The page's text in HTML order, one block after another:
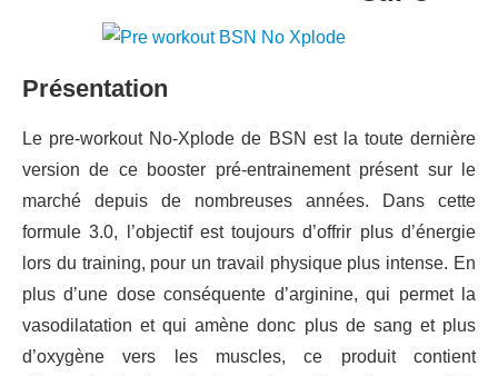
Présentation
Le pre-workout No-Xplode de BSN est la toute dernière
version de ce booster pré-entrainement présent sur le
marché depuis de nombreuses années. Dans cette
formule 3.0, l’objectif est toujours d’offrir plus d’énergie
lors du training, pour un travail physique plus intense. En
plus d’une dose conséquente d’arginine, qui permet la
vasodilatation et qui amène donc plus de sang et plus
d’oxygène vers les muscles, ce produit contient